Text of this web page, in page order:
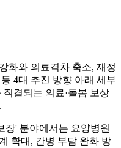
화와 의료격차 축소, 재정
4대 추진 방향 아래 세부
결되는 의료·돌봄 보상
장' 분야에서는 요양병원
확대, 간병 부담 완화 방